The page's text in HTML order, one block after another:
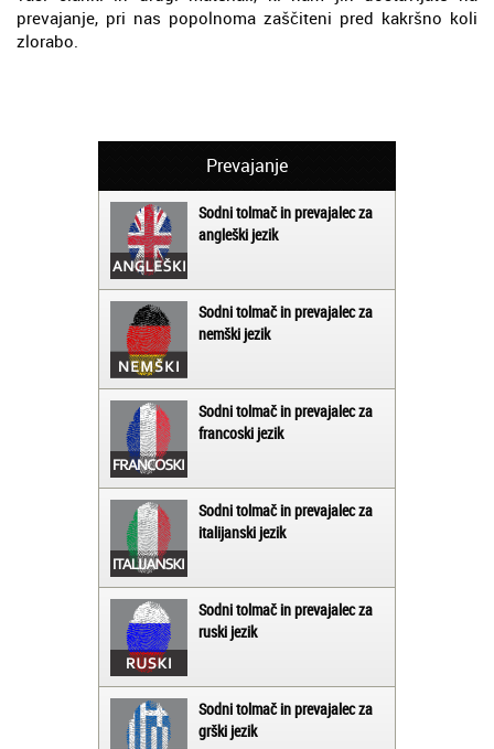
prevajanje, pri nas popolnoma zaščiteni pred kakršno koli
zlorabo.
Prevajanje
Sodni tolmač in prevajalec za
angleški jezik
Sodni tolmač in prevajalec za
nemški jezik
Sodni tolmač in prevajalec za
francoski jezik
Sodni tolmač in prevajalec za
italijanski jezik
Sodni tolmač in prevajalec za
ruski jezik
Sodni tolmač in prevajalec za
grški jezik